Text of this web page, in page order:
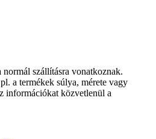
szállításra vonatkoznak.
a termékek súlya, mérete vagy
információkat közvetlenül a